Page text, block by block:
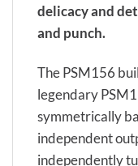
delicacy and
and punch.
The PSM156
legendary
symmetrically
independent
independently